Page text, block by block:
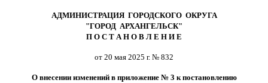
АДМИНИСТРАЦИЯ ГОРОДСКОГО ОКРУГА
"ГОРОД АРХАНГЕЛЬСК"
П О С Т А Н О В Л Е Н И Е
от 20 мая 2025 г. № 832
О внесении изменений в приложение № 3 к постановлению